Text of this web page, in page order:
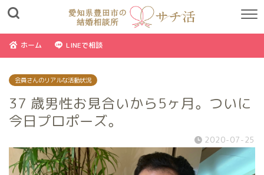
ホーム LINEで相談
会員さんのリアルな活動状況
37 歳男性お見合いから5ヶ月。ついに
今日プロポーズ。
2020-07-25